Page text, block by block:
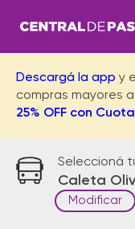
Descargá la app y
compras mayores
25% OFF con
Seleccioná
Caleta
Modificar